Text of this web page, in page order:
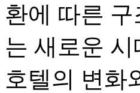
환에 따른
는 새로운
호텔의 변화